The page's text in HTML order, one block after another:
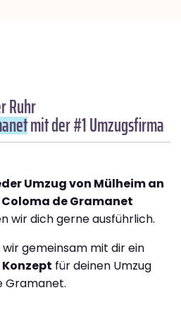
Ruhr
mit der #1 Umzugsfirma
Umzug von Mülheim an
de Gramanet
wir dich gerne ausführlich.
gemeinsam mit dir ein
für deinen Umzug
Gramanet.